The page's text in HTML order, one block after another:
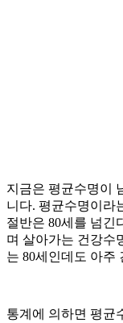
지금은 평균수명이
니다. 평균수명이라
절반은 80세를 넘긴
며 살아가는 건강수
는 80세인데도 아
통계에 의하면 평균